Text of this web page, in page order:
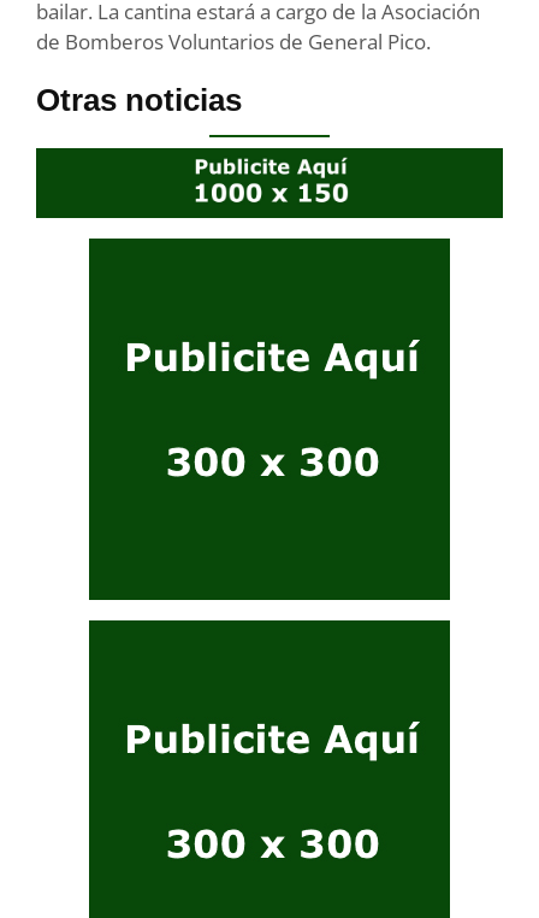
bailar. La cantina estará a cargo de la Asociación
de Bomberos Voluntarios de General Pico.
Otras noticias